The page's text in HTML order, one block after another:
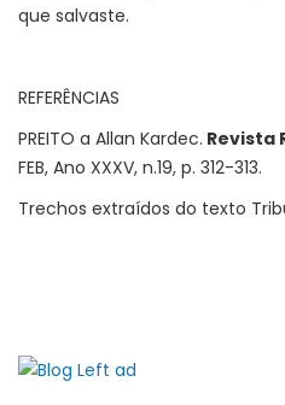
que salvaste.
REFERÊNCIAS
PREITO a Allan Kardec. Revista
FEB, Ano XXXV, n.19, p. 312-313.
Trechos extraídos do texto